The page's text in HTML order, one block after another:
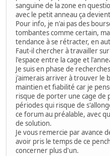
sanguine de la zone en
avec le petit anneau ça
Pour info, je n'ai pas des
tombantes comme certain,
tendance à se rétracter, en
Faut-il chercher à travailler
l'espace entre la cage et
Je suis en phase de
j'aimerais arriver à trouver le
maintien et fiabilité car je
risque de porter une cage de
périodes qui risque de
ce forum au préalable, avec
de solution.
Je vous remercie par avance
avoir pris le temps de ce
concerner plus d'un.